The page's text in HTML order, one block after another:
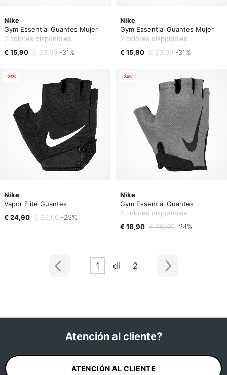
Nike
Gym Essential Guantes Mujer
2 colores disponibles
€ 15,90 € 23,00 -31%
Nike
Gym Essential Guantes Mujer
2 colores disponibles
€ 15,90 € 23,00 -31%
Nike
Vapor Elite Guantes
€ 24,90 € 33,00 -25%
-25%
Nike
Gym Essential Guantes
2 colores disponibles
€ 18,90 € 25,00 -24%
-24%
1 di 2
Atención al cliente?
ATENCIÓN AL CLIENTE